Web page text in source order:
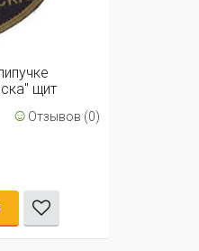
щит
☺ Отзывов (0)